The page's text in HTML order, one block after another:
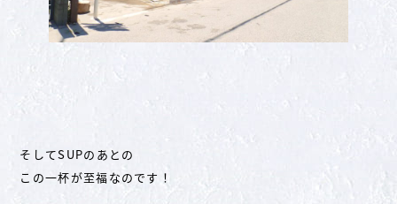
そしてSUPのあとの
この一杯が至福なのです！